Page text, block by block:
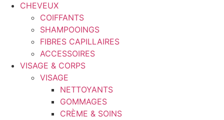
CHEVEUX
COIFFANTS
SHAMPOOINGS
FIBRES CAPILLAIRES
ACCESSOIRES
VISAGE & CORPS
VISAGE
NETTOYANTS
GOMMAGES
CRÈME & SOINS